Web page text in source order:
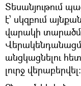
Տեսանյութում
է՝ սկզբում
վարակի
անցկացնելու
լուրջ վերաբերվել։